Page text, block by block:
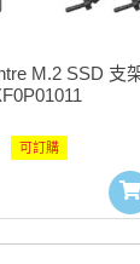
M.2 SSD 支
可訂購